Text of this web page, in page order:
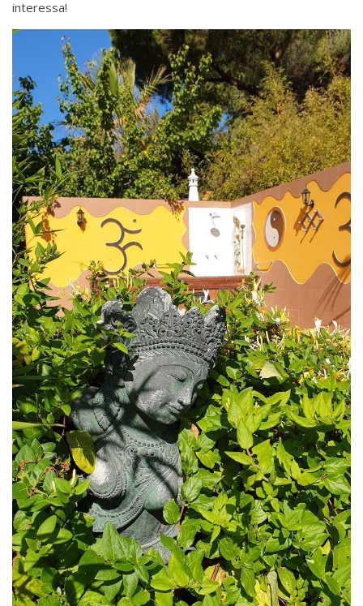
interessa!